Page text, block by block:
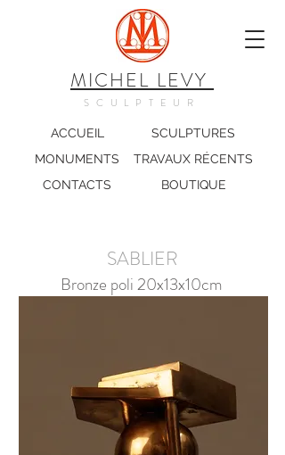
MICHEL LEVY
SCULPTEUR
ACCUEIL
SCULPTURES
MONUMENTS
TRAVAUX RÉCENTS
CONTACTS
BOUTIQUE
SABLIER
Bronze poli 20x13x10cm